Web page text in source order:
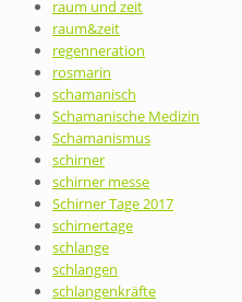
raum und zeit
raum&zeit
regenneration
rosmarin
schamanisch
Schamanische Medizin
Schamanismus
schirner
schirner messe
Schirner Tage 2017
schirnertage
schlange
schlangen
schlangenkräfte